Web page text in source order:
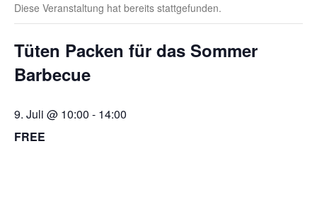
Diese Veranstaltung hat bereits stattgefunden.
Tüten Packen für das Sommer
Barbecue
9. Juli @ 10:00 - 14:00
FREE